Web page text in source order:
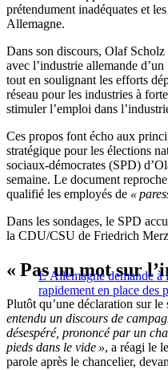
prétendument inadéquates et
Allemagne.
Dans son discours, Olaf
avec l’industrie allemande d’un
tout en soulignant les efforts
réseau pour les industries à
stimuler l’emploi dans
Ces propos font écho aux
stratégique pour les élections
sociaux-démocrates (SPD)
semaine. Le document
qualifié les employés de «
Dans les sondages, le SPD
la CDU/CSU de Friedrich
L’Allemagne demande à
rapidement en place des
« Pas un mot sur
Plutôt qu’une déclaration sur
entendu un discours de
désespéré, prononcé par un
pieds dans le vide », a réagi le
parole après le chancelier,